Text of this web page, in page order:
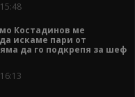
Костадинов ме
искаме пари от
да го подкрепя за шеф